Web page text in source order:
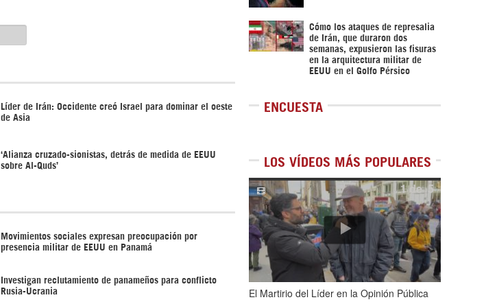
Líder de Irán: Occidente creó Israel para dominar el oeste
de Asia
‘Alianza cruzado-sionistas, detrás de medida de EEUU
sobre Al-Quds’
Movimientos sociales expresan preocupación por
presencia militar de EEUU en Panamá
Investigan reclutamiento de panameños para conflicto
Rusia-Ucrania
Cómo los ataques de represalia
de Irán, que duraron dos
semanas, expusieron las fisuras
en la arquitectura militar de
EEUU en el Golfo Pérsico
ENCUESTA
LOS VÍDEOS MÁS POPULARES
1de5
El Martirio del Líder en la Opinión Pública